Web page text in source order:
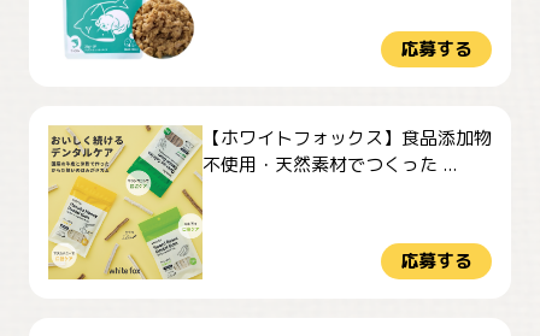
応募する
【ホワイトフォックス】食品添加物
不使用・天然素材でつくった ...
応募する